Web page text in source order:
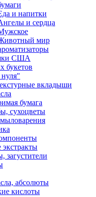
и напитки
и сердца
мир
США
букетов
вкладыши
бумага
сухоцветы
загустители
абсолюты
кислоты